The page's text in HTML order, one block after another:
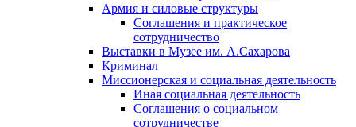
Армия и силовые структуры
Соглашения и практическое
сотрудничество
Выставки в Музее им. А.Сахарова
Криминал
Миссионерская и социальная деятельность
Иная социальная деятельность
Соглашения о социальном
сотрудничестве